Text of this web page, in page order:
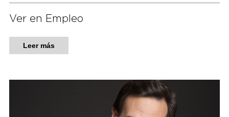
Ver en Empleo
Leer más